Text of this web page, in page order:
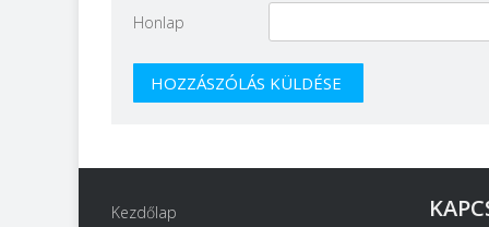
Honlap
Kezdőlap